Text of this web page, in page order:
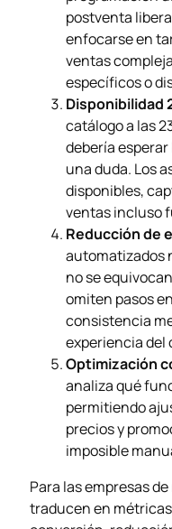
postventa
enfocarse en
ventas
específicos o
Disponibilidad
catálogo a las
debería
una duda. Los
disponibles,
ventas incluso
Reducción de
automatizados
no se
omiten pasos
consistencia
experiencia del
Optimización
analiza qué
permitiendo
precios y
imposible
Para las empresas
traducen en